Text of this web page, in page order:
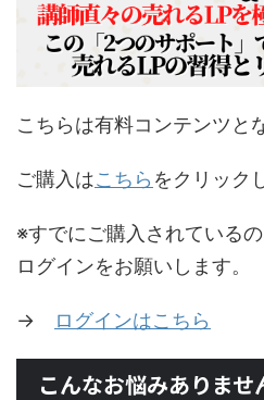
こちらは有料コンテンツと
ご購入はこちら をクリック
※すでにご購入されている
ログインをお願いします。
→ ログインはこちら
こんなお悩みありませ